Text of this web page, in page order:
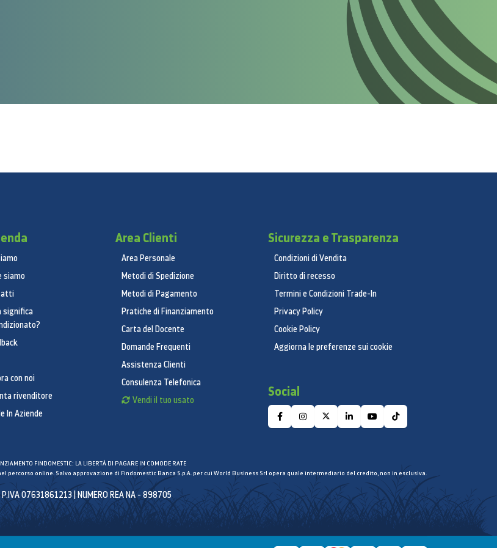
siamo
significa
con noi
rivenditore
In Aziende
Area Clienti
Area Personale
Metodi di Spedizione
Metodi di Pagamento
Pratiche di Finanziamento
Carta del Docente
Domande Frequenti
Assistenza Clienti
Consulenza Telefonica
Vendi il tuo usato
Sicurezza e Trasparenza
Condizioni di Vendita
Diritto di recesso
Termini e Condizioni Trade-In
Privacy Policy
Cookie Policy
Aggiorna le preferenze sui cookie
Social
FINDOMESTIC: LA LIBERTÀ DI PAGARE IN COMODE RATE
online. Salvo approvazione di Findomestic Banca S.p.A. per cui World Business Srl opera quale intermediario del credito, non in esclusiva.
P.IVA 07631861213 | NUMERO REA NA - 898705